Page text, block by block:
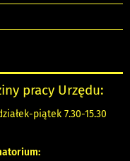
pracy Urzędu:
piątek 7.30-15.30